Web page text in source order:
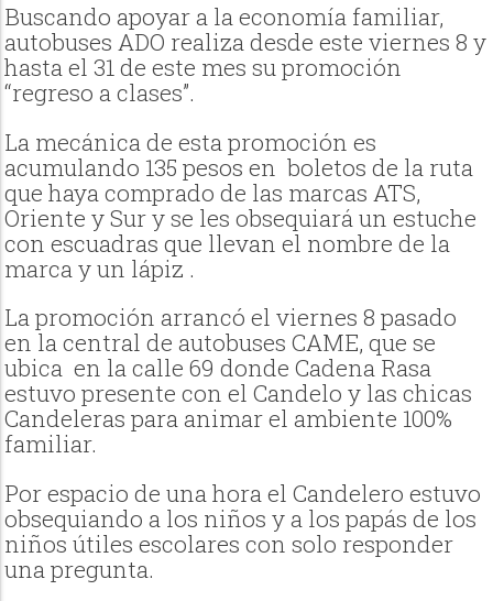
Buscando apoyar a la economía familiar,
autobuses ADO realiza desde este viernes 8 y
hasta el 31 de este mes su promoción
“regreso a clases”.
La mecánica de esta promoción es
acumulando 135 pesos en boletos de la ruta
que haya comprado de las marcas ATS,
Oriente y Sur y se les obsequiará un estuche
con escuadras que llevan el nombre de la
marca y un lápiz .
La promoción arrancó el viernes 8 pasado
en la central de autobuses CAME, que se
ubica en la calle 69 donde Cadena Rasa
estuvo presente con el Candelo y las chicas
Candeleras para animar el ambiente 100%
familiar.
Por espacio de una hora el Candelero estuvo
obsequiando a los niños y a los papás de los
niños útiles escolares con solo responder
una pregunta.